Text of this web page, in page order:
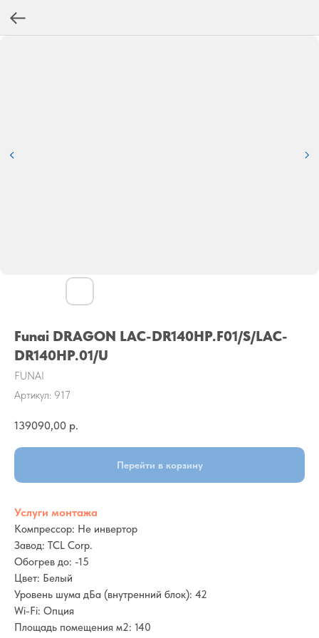
Funai DRAGON LAC-DR140HP.F01/S/LAC-
DR140HP.01/U
FUNAI
Артикул: 917
139090,00 р.
Перейти в корзину
Услуги монтажа
Компрессор: Не инвертор
Завод: TCL Corp.
Обогрев до: -15
Цвет: Белый
Уровень шума дБа (внутренний блок): 42
Wi-Fi: Опция
Площадь помещения м2: 140